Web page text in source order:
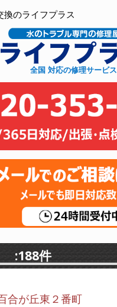
のライフプラス
全国 対応の修理サービス
:188件
合が丘東２番町